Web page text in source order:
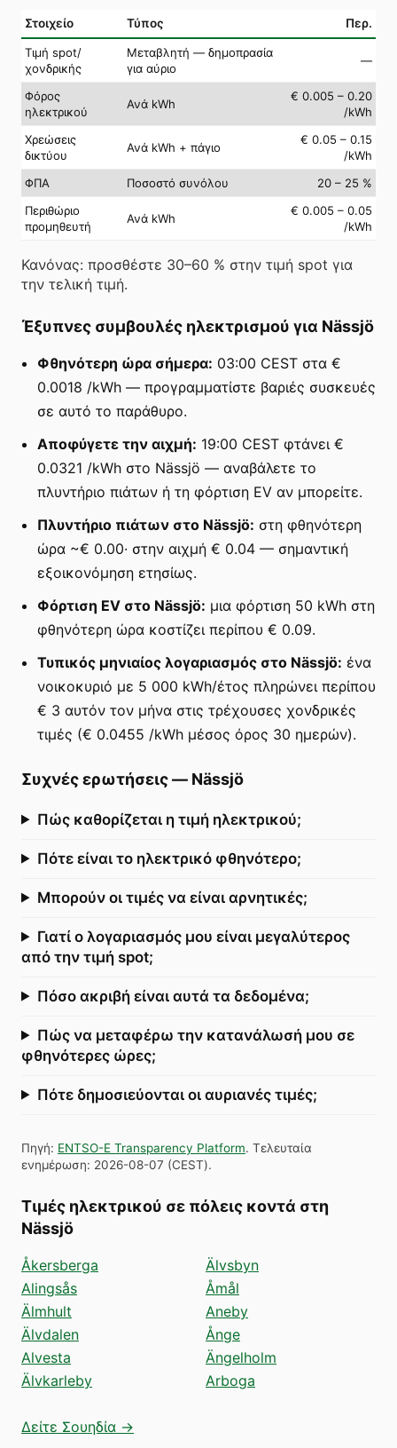
Στοιχείο Τύπος Περ.
Τιμή spot/
χονδρικής
Μεταβλητή — δημοπρασία
για αύριο
—
Φόρος
ηλεκτρικού
Ανά kWh
€ 0.005 – 0.20
/kWh
Χρεώσεις
δικτύου
Ανά kWh + πάγιο
€ 0.05 – 0.15
/kWh
ΦΠΑ
Ποσοστό συνόλου
20 – 25 %
Περιθώριο
προμηθευτή
Ανά kWh
€ 0.005 – 0.05
/kWh
Κανόνας: προσθέστε 30–60 % στην τιμή spot για
την τελική τιμή.
Έξυπνες συμβουλές ηλεκτρισμού για Nässjö
Φθηνότερη ώρα σήμερα: 03:00 CEST στα €
0.0018 /kWh — προγραμματίστε βαριές συσκευές
σε αυτό το παράθυρο.
Αποφύγετε την αιχμή: 19:00 CEST φτάνει €
0.0321 /kWh στο Nässjö — αναβάλετε το
πλυντήριο πιάτων ή τη φόρτιση EV αν μπορείτε.
Πλυντήριο πιάτων στο Nässjö: στη φθηνότερη
ώρα ~€ 0.00· στην αιχμή € 0.04 — σημαντική
εξοικονόμηση ετησίως.
Φόρτιση EV στο Nässjö: μια φόρτιση 50 kWh στη
φθηνότερη ώρα κοστίζει περίπου € 0.09.
Τυπικός μηνιαίος λογαριασμός στο Nässjö: ένα
νοικοκυριό με 5 000 kWh/έτος πληρώνει περίπου
€ 3 αυτόν τον μήνα στις τρέχουσες χονδρικές
τιμές (€ 0.0455 /kWh μέσος όρος 30 ημερών).
Συχνές ερωτήσεις— Nässjö
Πώς καθορίζεται η τιμή ηλεκτρικού;
Πότε είναι το ηλεκτρικό φθηνότερο;
Μπορούν οι τιμές να είναι αρνητικές;
Γιατί ο λογαριασμός μου είναι μεγαλύτερος
από την τιμή spot;
Πόσο ακριβή είναι αυτά τα δεδομένα;
Πώς να μεταφέρω την κατανάλωσή μου σε
φθηνότερες ώρες;
Πότε δημοσιεύονται οι αυριανές τιμές;
Πηγή: ENTSO-E Transparency Platform. Τελευταία
ενημέρωση: 2026-08-07 (CEST).
Τιμές ηλεκτρικού σε πόλεις κοντά στη
Nässjö
Åkersberga
Alingsås
Älmhult
Älvdalen
Alvesta
Älvkarleby
Älvsbyn
Åmål
Aneby
Ånge
Ängelholm
Arboga
Δείτε Σουηδία →